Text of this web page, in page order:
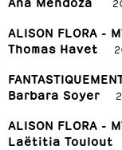
ALISON FLORA -
Thomas Havet
Barbara Soyer
ALISON FLORA -
Laëtitia Toulout